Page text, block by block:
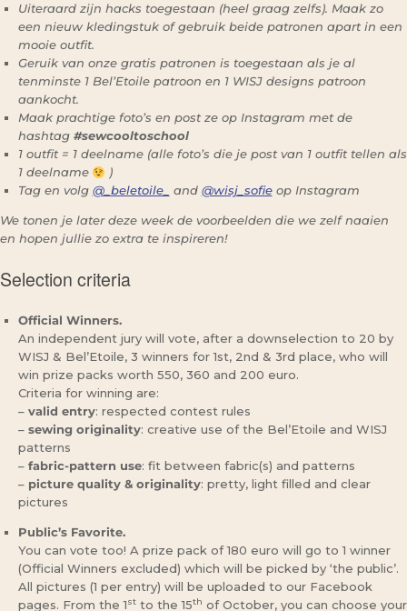
Uiteraard zijn hacks toegestaan (heel graag zelfs). Maak zo
een nieuw kledingstuk of gebruik beide patronen apart in een
mooie outfit.
Geruik van onze gratis patronen is toegestaan als je al
tenminste 1 Bel’Etoile patroon en 1 WISJ designs patroon
aankocht.
Maak prachtige foto’s en post ze op Instagram met de
hashtag #sewcooltoschool
1 outfit = 1 deelname (alle foto’s die je post van 1 outfit tellen als
1 deelname
)
Tag en volg @_beletoile_ and @wisj_sofieop Instagram
We tonen je later deze week de voorbeelden die we zelf naaien
en hopen jullie zo extra te inspireren!
Selection criteria
Official Winners.
An independent jury will vote, after a downselection to 20 by
WISJ & Bel’Etoile, 3 winners for 1st, 2nd & 3rd place, who will
win prize packs worth 550, 360 and 200 euro.
Criteria for winning are:
– valid entry: respected contest rules
– sewing originality: creative use of the Bel’Etoile and WISJ
patterns
– fabric-pattern use: fit between fabric(s) and patterns
– picture quality & originality: pretty, light filled and clear
pictures
Public’s Favorite.
You can vote too! A prize pack of 180 euro will go to 1 winner
(Official Winners excluded) which will be picked by ‘the public’.
All pictures (1 per entry) will be uploaded to our Facebook
pages. From the 1stto the 15th of October, you can choose your